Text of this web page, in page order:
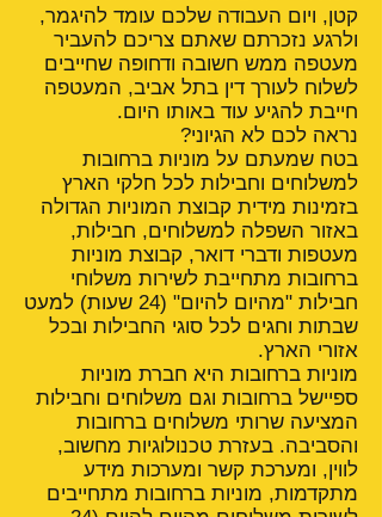
קטן, ויום העבודה שלכם עומד להיגמר,
ולרגע נזכרתם שאתם צריכם להעביר
מעטפה ממש חשובה ודחופה שחייבים
לשלוח לעורך דין בתל אביב, המעטפה
חייבת להגיע עוד באותו היום.
נראה לכם לא הגיוני?
בטח שמעתם על מוניות ברחובות
למשלוחים וחבילות לכל חלקי הארץ
בזמינות מידית קבוצת המוניות הגדולה
באזור השפלה למשלוחים, חבילות,
מעטפות ודברי דואר, קבוצת מוניות
ברחובות מתחייבת לשירות משלוחי
חבילות "מהיום להיום" (24 שעות) למעט
שבתות וחגים לכל סוגי החבילות ובכל
אזורי הארץ.
מוניות ברחובות היא חברת מוניות
ספיישל ברחובות וגם משלוחים וחבילות
המציעה שרותי משלוחים ברחובות
והסביבה. בעזרת טכנולוגיות מחשוב,
לווין, ומערכת קשר ומערכות מידע
מתקדמות, מוניות ברחובות מתחייבים